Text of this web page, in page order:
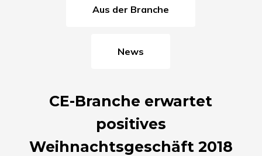
Aus der Branche
News
CE-Branche erwartet
positives
Weihnachtsgeschäft 2018